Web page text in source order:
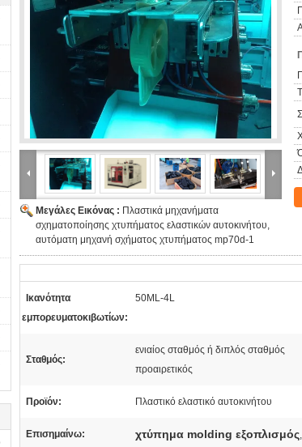
Μεγάλες Εικόνας : Πλαστικά μηχανήματα
σχηματοποίησης χτυπήματος ελαστικών αυτοκινήτου,
αυτόματη μηχανή σχήματος χτυπήματος mp70d-1
Ικανότητα
εμπορευματοκιβωτίων:
50ML-4L
Σταθμός:
ενιαίος σταθμός ή διπλός σταθμός
προαιρετικός
Προϊόν: Πλαστικό ελαστικό αυτοκινήτου
Επισημαίνω: χτύπημα molding εξοπλισμός,